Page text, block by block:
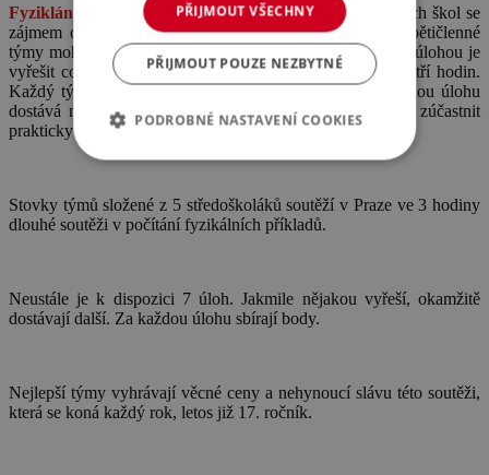
Fyziklání
je týmová fyzikální soutěž pro studenty středních škol se
zájmem o fyziku a řešení zajímavých úloh. Maximálně pětičlenné
týmy mohou být složeny ze studentů až dvou škol. Jejich úlohou je
vyřešit co nejvíce z připravených úloh v časovém limitu tří hodin.
Každý tým začíná se stejnými sedmi úlohami, za vyřešenou úlohu
dostává nový, často obtížnější příklad. Soutěže se může zúčastnit
prakticky každý středoškolák nebo zvídavý základoškolák.
Stovky týmů složené z 5 středoškoláků soutěží v Praze ve 3 hodiny
dlouhé soutěži v počítání fyzikálních příkladů.
Neustále je k dispozici 7 úloh. Jakmile nějakou vyřeší, okamžitě
dostávají další. Za každou úlohu sbírají body.
Nejlepší týmy vyhrávají věcné ceny a nehynoucí slávu této soutěži,
která se koná každý rok, letos již 17. ročník.
PŘIJMOUT VŠECHNY
PŘIJMOUT POUZE NEZBYTNÉ
PODROBNÉ NASTAVENÍ COOKIES